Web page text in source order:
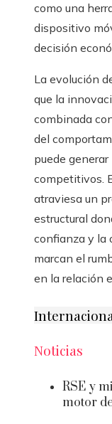
como una
dispositivo
decisión
La evolución
que la
combinada
del
puede
competitivos.
atraviesa un
estructural
confianza y la
marcan el
en la relación
Noticias
RSE y
motor